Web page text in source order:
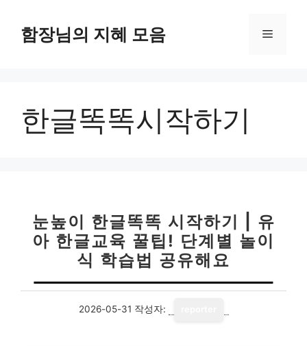
함장님의 지혜 모음 메
한글똑똑시작하기
눈높이 한글똑똑 시작하기 | 유
아 한글교육 꿀팁! 단계별 놀이
식 학습법 공유해요
2026-05-31 작성자: